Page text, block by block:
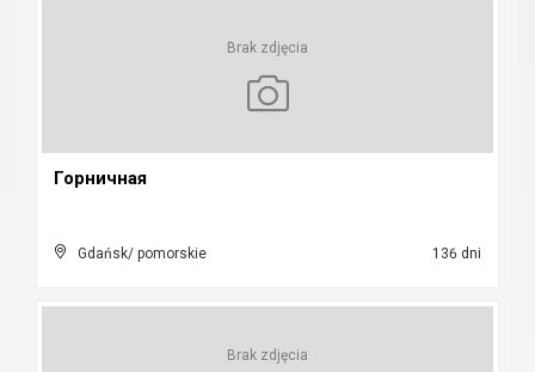
Brak zdjęcia
Горничная
Gdańsk/ pomorskie 136 dni
Brak zdjęcia